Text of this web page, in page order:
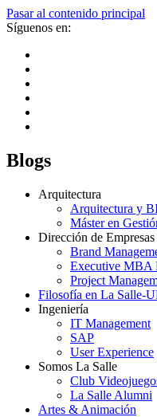
Pasar al contenido principal
Síguenos en:
Blogs
Arquitectura
Arquitectura y
Máster en
Dirección de Empresas
Brand
Executive MBA
Project
Filosofía en La Salle-
Ingeniería
IT Management
SAP
User Experience
Somos La Salle
Club
La Salle Alumni
Artes & Animación